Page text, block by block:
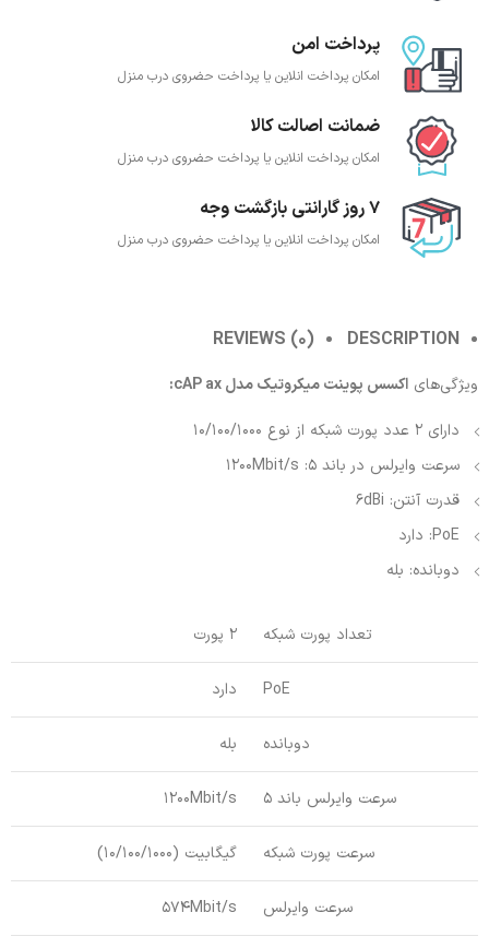
پرداخت امن
امکان پرداخت انلاین یا پرداخت حضروی درب منزل
ضمانت اصالت کالا
امکان پرداخت انلاین یا پرداخت حضروی درب منزل
7 روز گارانتی بازگشت وجه
امکان پرداخت انلاین یا پرداخت حضروی درب منزل
DESCRIPTION
REVIEWS (0)
ویژگی‌های اکسس پوینت میکروتیک مدل cAP ax:
دارای 2 عدد پورت شبکه از نوع 10/100/1000
سرعت وایرلس در باند 5: 1200Mbit/s
قدرت آنتن: 6dBi
PoE: دارد
دوبانده: بله
تعداد پورت شبکه 2 پورت
PoE دارد
دوبانده بله
سرعت وایرلس باند 5 1200Mbit/s
سرعت پورت شبکه گیگابیت (10/100/1000)
سرعت وایرلس 574Mbit/s